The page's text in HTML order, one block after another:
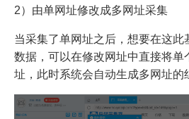
2）由单网址修改成多网址采集
当采集了单网址之后，想要在这此
数据，可以在修改网址中直接将单
址，此时系统会自动生成多网址的